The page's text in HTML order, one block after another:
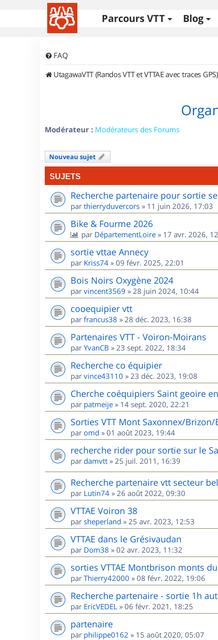
Parcours VTT Blog
FAQ
UtagawaVTT (Randos VTT et VTTAE avec traces GPS)
Modérateur : Modérateurs des Forums
Nouveau sujet
SUJETS
Recherche partenaire pour sortie
par thierryduvercors » 11 juin 2026, 17:03
Bike & Fourme 2026
par DépartementLoire » 17 avr. 2026,
sortie vttae Annecy
par Kriss74 » 09 févr. 2025, 22:01
Bois Noirs Oxygène 2024
par vincent3569 » 28 juin 2024, 10:44
cooequipier vtt
par francus38 » 28 déc. 2023, 16:38
Partenaires VTT - Voiron-Moirans
par YvanCB » 23 sept. 2022, 18:34
Recherche co équipier
par vince43110 » 23 déc. 2023, 19:08
Cherche coéquipiers Saint geoire
par patmeije » 14 sept. 2020, 22:21
Sorties VTT Mont Saxonnex/
par omd » 01 août 2023, 19:44
recherche rider pour sortie sur le
par damvtt » 25 juil. 2011, 16:39
Recherche partenaire vtt secteur
par Lutin74 » 26 août 2022, 09:30
VTTAE Voiron 38
par sheperland » 25 avr. 2023, 12:53
VTTAE dans le Grésivaudan
par Dom38 » 02 avr. 2023, 11:32
sorties VTTAE Montbrison monts du
par Thierry42000 » 08 févr. 2022, 19:06
Recherche partenaire - sortie 1h
par EricVEDEL » 06 févr. 2021, 18:25
partenaire
par philippe0162 » 15 août 2020, 05:07